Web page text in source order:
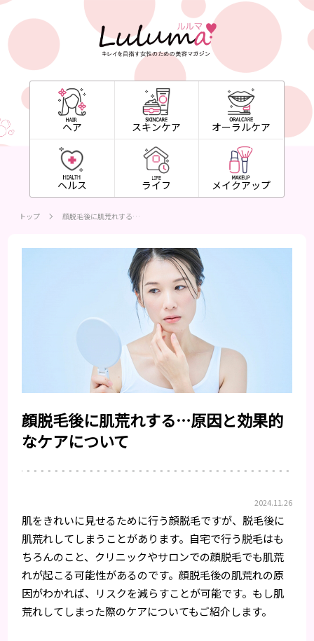
ヘア スキンケア オーラルケア
ヘルス ライフ メイクアップ
トップ 顔脱毛後に肌荒れする…
顔脱毛後に肌荒れする…原因と効果的
なケアについて
2024.11.26
肌をきれいに見せるために行う顔脱毛ですが、脱毛後に
肌荒れしてしまうことがあります。自宅で行う脱毛はも
ちろんのこと、クリニックやサロンでの顔脱毛でも肌荒
れが起こる可能性があるのです。顔脱毛後の肌荒れの原
因がわかれば、リスクを減らすことが可能です。もし肌
荒れしてしまった際のケアについてもご紹介します。